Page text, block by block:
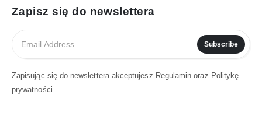
Zapisz się do newslettera
Subscribe
Zapisując się do newslettera akceptujesz Regulamin oraz Politykę
prywatności